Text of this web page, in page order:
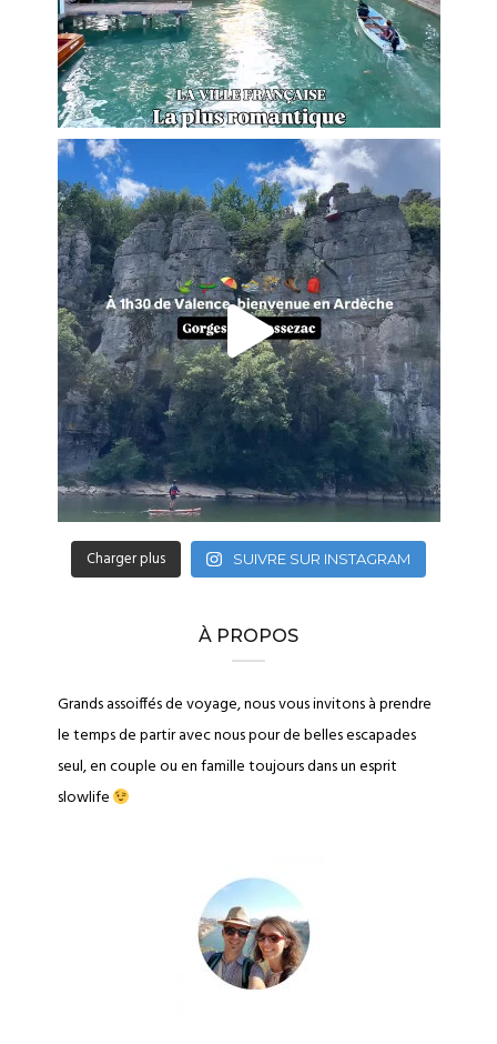
Charger plus SUIVRE SUR INSTAGRAM
À PROPOS
Grands assoiffés de voyage, nous vous invitons à prendre
le temps de partir avec nous pour de belles escapades
seul, en couple ou en famille toujours dans un esprit
slowlife